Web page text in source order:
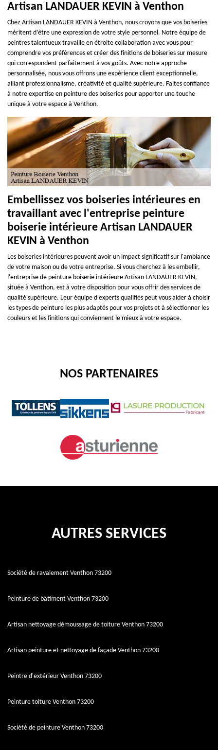
Artisan LANDAUER KEVIN à Venthon
Chez Artisan LANDAUER KEVIN à Venthon, nous croyons que vos boiseries
méritent d’être une expression de votre style personnel. Notre équipe de
peintres talentueux travaille en étroite collaboration avec vous pour
comprendre vos préférences et créer des finitions de boiseries sur mesure
qui correspondent parfaitement à vos goûts. Avec notre approche
personnalisée, nous vous offrons une expérience client exceptionnelle,
alliant professionnalisme, créativité et qualité supérieure. Faites confiance
à notre expertise en peinture des boiseries pour apporter une touche
unique à votre espace à Venthon.
Embellissez vos boiseries intérieures en
travaillant avec l'entreprise peinture
boiserie intérieure Artisan LANDAUER
KEVIN à Venthon
Les boiseries intérieures peuvent avoir un impact significatif sur l'ambiance
de votre maison ou de votre entreprise. Si vous cherchez à les embellir,
l'entreprise de peinture boiserie intérieure Artisan LANDAUER KEVIN,
située à Venthon, est à votre disposition pour vous offrir des services de
qualité supérieure. Leur équipe d'experts qualifiés peut vous aider à choisir
les types de peinture les plus adaptés pour vos projets et à sélectionner les
couleurs et les finitions qui conviennent le mieux à votre espace.
NOS PARTENAIRES
AUTRES SERVICES
Société de ravalement Venthon 73200
Peinture de bâtiment Venthon 73200
Artisan nettoyage démoussage de toiture Venthon 73200
Artisan peinture et nettoyage de façade Venthon 73200
Peintre d'extérieur Venthon 73200
Peinture toiture Venthon 73200
Société de peinture Venthon 73200